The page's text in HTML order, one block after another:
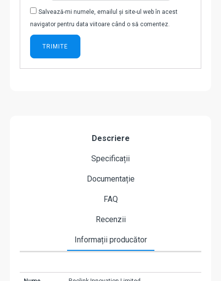
Salvează-mi numele, emailul și site-ul web în acest
navigator pentru data viitoare când o să comentez.
Descriere
Specificații
Documentație
FAQ
Recenzii
Informații producător